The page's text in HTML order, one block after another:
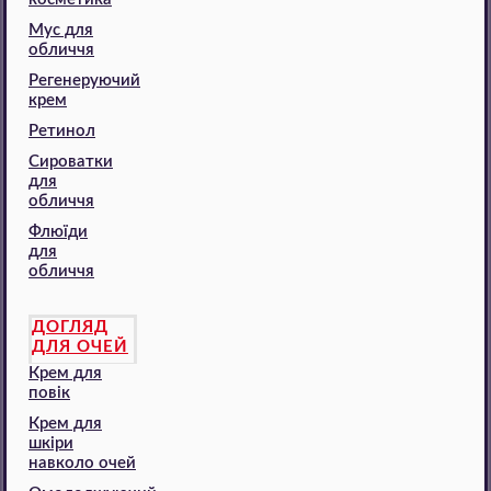
Мус для
обличчя
Регенеруючий
крем
Ретинол
Сироватки
для
обличчя
Флюїди
для
обличчя
ДОГЛЯД
ДЛЯ ОЧЕЙ
Крем для
повік
Крем для
шкіри
навколо очей